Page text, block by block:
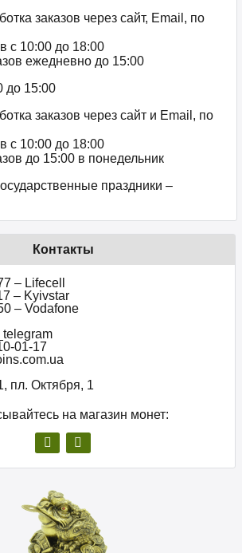
заказов через сайт, Email, по
c 10:00 до 18:00
ежедневно до 15:00
до 15:00
заказов через сайт и Email, по
c 10:00 до 18:00
до 15:00 в понедельник
праздники –
Контакты
– Lifecell
– Kyivstar
– Vodafone
01-17
пл. Октября, 1
на магазин монет: